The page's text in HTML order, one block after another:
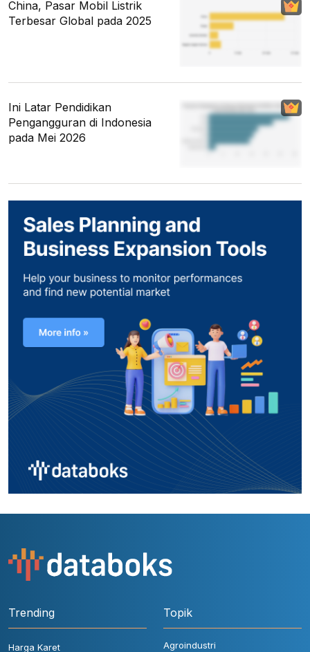
China, Pasar Mobil Listrik
Terbesar Global pada 2025
Ini Latar Pendidikan
Pengangguran di Indonesia
pada Mei 2026
Trending
Harga Karet
Topik
Agroindustri